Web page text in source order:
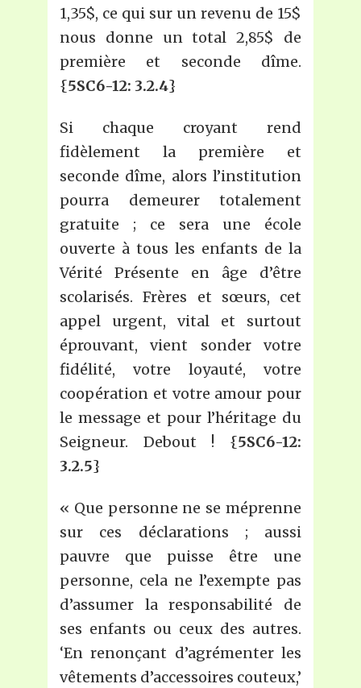
1,35$, ce qui sur un revenu de 15$
nous donne un total 2,85$ de
première et seconde dîme.
{5SC6-12: 3.2.4}
Si chaque croyant rend
fidèlement la première et
seconde dîme, alors l’institution
pourra demeurer totalement
gratuite ; ce sera une école
ouverte à tous les enfants de la
Vérité Présente en âge d’être
scolarisés. Frères et sœurs, cet
appel urgent, vital et surtout
éprouvant, vient sonder votre
fidélité, votre loyauté, votre
coopération et votre amour pour
le message et pour l’héritage du
Seigneur. Debout ! {5SC6-12:
3.2.5}
« Que personne ne se méprenne
sur ces déclarations ; aussi
pauvre que puisse être une
personne, cela ne l’exempte pas
d’assumer la responsabilité de
ses enfants ou ceux des autres.
‘En renonçant d’agrémenter les
vêtements d’accessoires couteux,’